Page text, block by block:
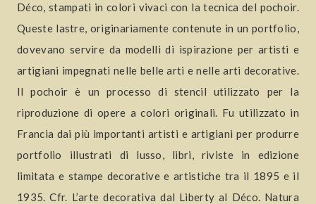
Déco, stampati in colori vivaci con la tecnica del pochoir.
Queste lastre, originariamente contenute in un portfolio,
dovevano servire da modelli di ispirazione per artisti e
artigiani impegnati nelle belle arti e nelle arti decorative.
Il pochoir è un processo di stencil utilizzato per la
riproduzione di opere a colori originali. Fu utilizzato in
Francia dai più importanti artisti e artigiani per produrre
portfolio illustrati di lusso, libri, riviste in edizione
limitata e stampe decorative e artistiche tra il 1895 e il
1935. Cfr. L’arte decorativa dal Liberty al Déco. Natura